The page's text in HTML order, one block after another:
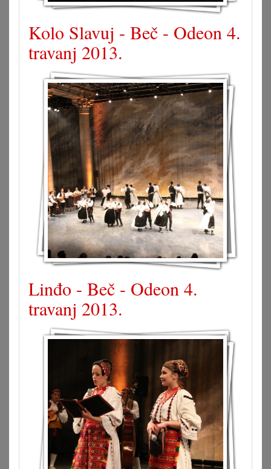
Kolo Slavuj - Beč - Odeon 4.
travanj 2013.
Linđo - Beč - Odeon 4.
travanj 2013.